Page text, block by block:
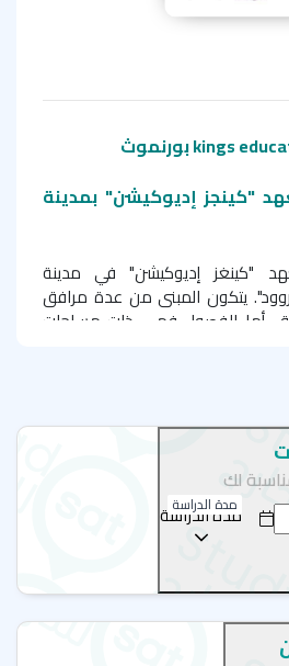
"كينجز إديوكيشن" بمدينة
"كينغز إديوكيشن" في مدينة
يتكون المبنى من عدة مرافق
أما الفصول فهي ذات مساحات
فيقع في "سانت بيترز كوارتر"
بمرافق مشابهة لمثيلته في فرع
الذي يقع في الطابق العلوي
الاجتماعية، وغرفة للصلاة،
وتوجد بالفرعين خدمة الإنترنت
بوجود نوادي للطلبة، وأماكن
الهوايات والرياضات ذاتها،
أقصى استفادة من حياتهم
لك
مدة الدراسة
مدة الدراسة